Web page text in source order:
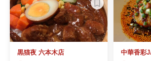
黒猫夜 六本木店 中華香彩